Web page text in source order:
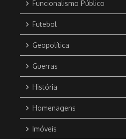
Funcionalismo Público
Futebol
Geopolítica
Guerras
História
Homenagens
Imóveis